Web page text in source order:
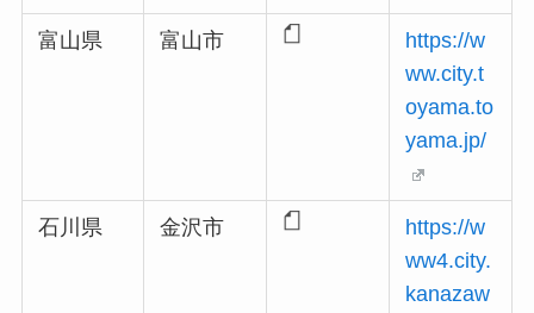
富山県 富山市
https://w
ww.city.t
oyama.to
yama.jp/
石川県 金沢市
https://w
ww4.city.
kanazaw